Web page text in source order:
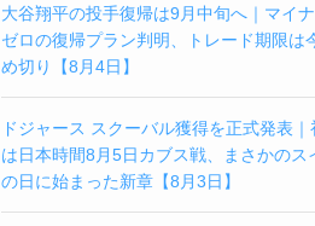
大谷翔平の投手復帰は9月中旬へ｜マイ
ゼロの復帰プラン判明、トレード期限は
め切り【8月4日】
ドジャース スクーバル獲得を正式発表｜
は日本時間8月5日カブス戦、まさかのス
の日に始まった新章【8月3日】